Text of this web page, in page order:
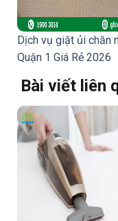
Dịch vụ giặt ủi chăn
Quận 1 Giá Rẻ 2026
Bài viết liên